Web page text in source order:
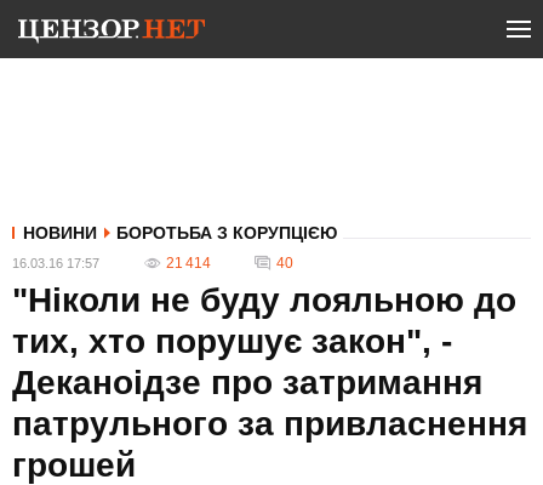
НОВИНИ БОРОТЬБА З КОРУПЦІЄЮ
16.03.16 17:57 21 414 40
"Ніколи не буду лояльною до
тих, хто порушує закон", -
Деканоідзе про затримання
патрульного за привласнення
грошей